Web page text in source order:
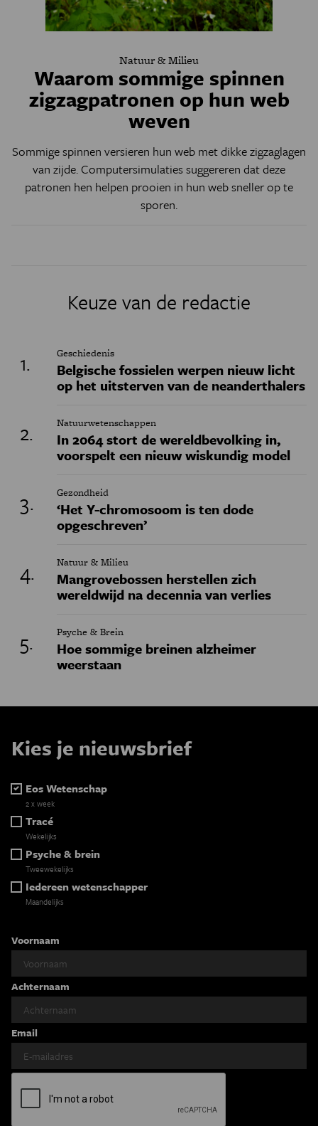
Natuur & Milieu
Waarom sommige spinnen
zigzagpatronen op hun web
weven
Sommige spinnen versieren hun web met dikke zigzaglagen
van zijde. Computersimulaties suggereren dat deze
patronen hen helpen prooien in hun web sneller op te
sporen.
Keuze van de redactie
Geschiedenis
Belgische fossielen werpen nieuw licht
op het uitsterven van de neanderthalers
Natuurwetenschappen
In 2064 stort de wereldbevolking in,
voorspelt een nieuw wiskundig model
Gezondheid
‘Het Y-chromosoom is ten dode
opgeschreven’
Natuur & Milieu
Mangrovebossen herstellen zich
wereldwijd na decennia van verlies
Psyche & Brein
Hoe sommige breinen alzheimer
weerstaan
Kies je nieuwsbrief
Eos Wetenschap
2 x week
Tracé
Wekelijks
Psyche & brein
Tweewekelijks
Iedereen wetenschapper
Maandelijks
Voornaam
Achternaam
Email